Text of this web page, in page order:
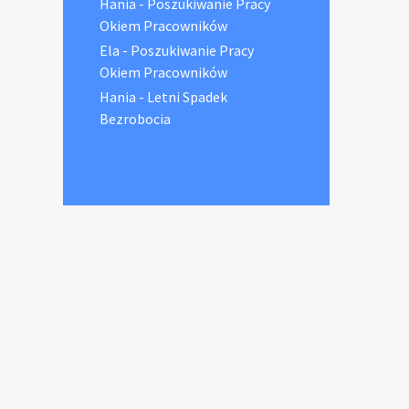
Hania - Poszukiwanie Pracy
Okiem Pracowników
Ela - Poszukiwanie Pracy
Okiem Pracowników
Hania - Letni Spadek
Bezrobocia